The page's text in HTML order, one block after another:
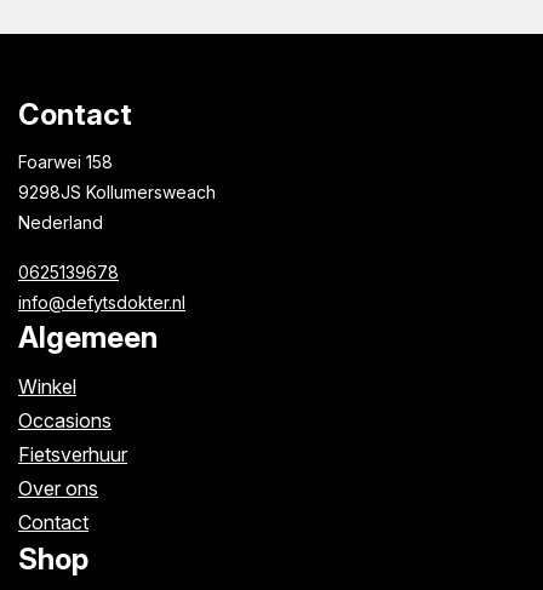
Contact
Foarwei 158
9298JS Kollumersweach
Nederland
0625139678
info@defytsdokter.nl
Algemeen
Winkel
Occasions
Fietsverhuur
Over ons
Contact
Shop